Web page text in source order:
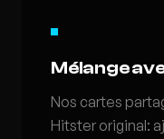
Mélange
Nos cartes
Hitster original: